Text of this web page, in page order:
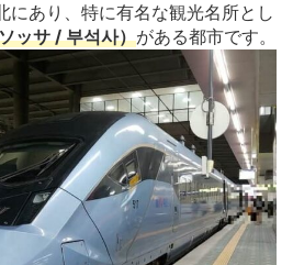
にあり、特に有名な観光名所とし
ッサ / 부석사）がある都市です。